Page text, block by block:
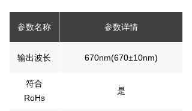
参数名称 参数详情
输出波长 670nm(670±10nm)
符合
RoHs
是